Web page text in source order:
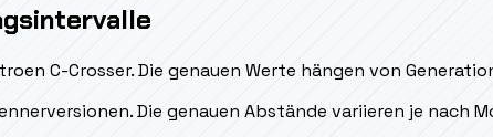
C-Crosser. Die genauen Werte hängen von
Die genauen Abstände variieren je nach